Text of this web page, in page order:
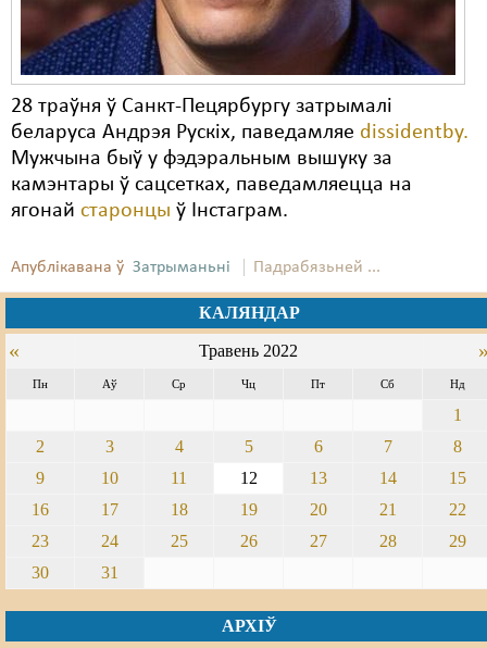
28 траўня ў Санкт-Пецярбургу затрымалі
беларуса Андрэя Рускіх, паведамляе dissidentby.
Мужчына быў у фэдэральным вышуку за
камэнтары ў сацсетках, паведамляецца на
ягонай старонцы ў Інстаграм.
Апублікавана ў Затрыманьні Падрабязьней ...
КАЛЯНДАР
« Травень 2022
Пн Аў Ср Чц Пт Сб Нд
1
2
3 4 5 6 7
8
9
10 11 12 13 14
15
16
17 18 19 20 21
22
23
24 25 26 27 28
29
30
31
АРХІЎ